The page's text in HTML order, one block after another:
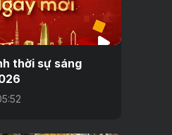
thời sự sáng